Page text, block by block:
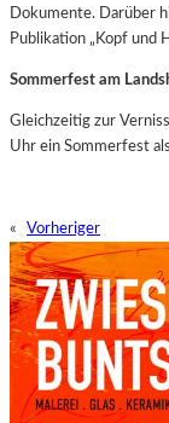
Dokumente. Darüber
Publikation „Kopf und
Sommerfest am
Gleichzeitig zur
Uhr ein Sommerfest
« Vorheriger